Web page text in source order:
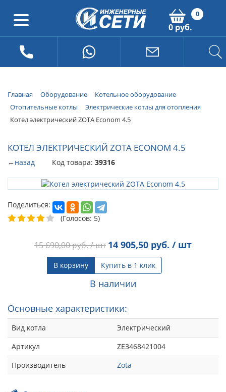
0
0 руб.
Главная Оборудование
Котельное оборудование
Отопительные котлы
Электрические котлы для отопления
Котел электрический ZOTA Econom 4.5
КОТЕЛ ЭЛЕКТРИЧЕСКИЙ ZOTA ECONOM 4.5
←назад Код товара: 39316
Поделиться:
(Голосов: 5)
15 690,00руб. / шт 14 905,50 руб. / шт
В корзину Купить в 1 клик
В наличии
Основные характеристики:
Вид котла
Электрический
Артикул
ZE3468421004
Производитель
Zota